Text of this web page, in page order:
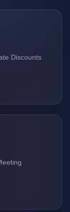
Discounts